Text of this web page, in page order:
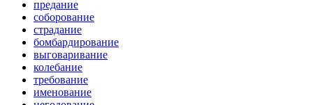
предание
соборование
страдание
бомбардирование
выговаривание
колебание
требование
именование